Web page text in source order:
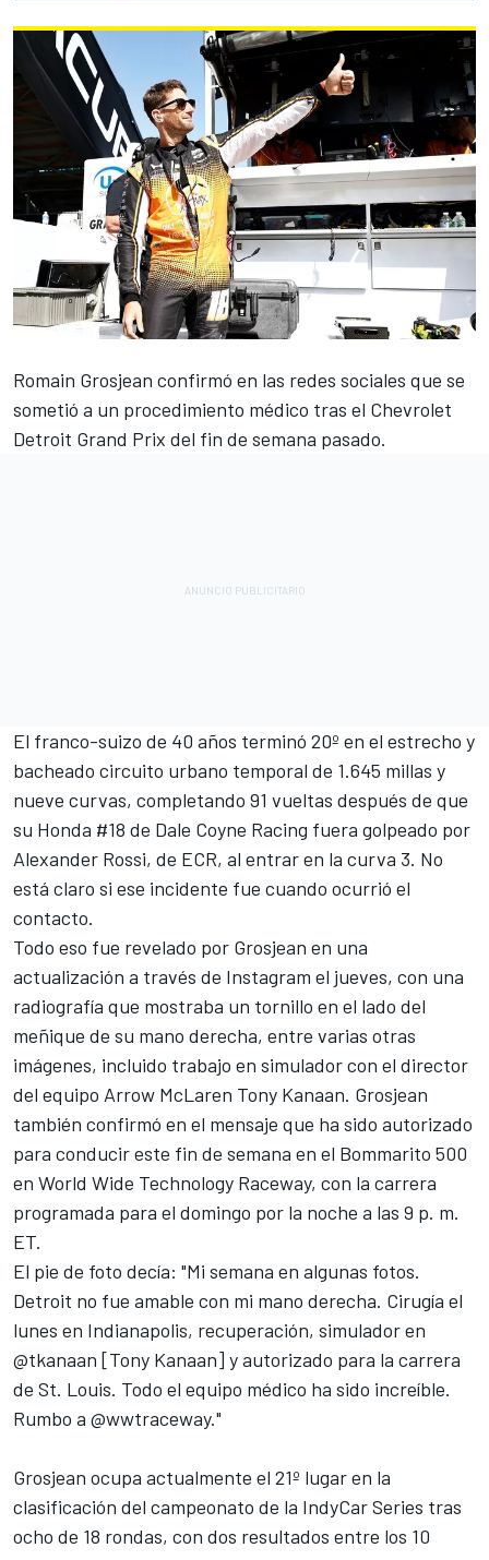
Romain Grosjean confirmó en las redes sociales que se
sometió a un procedimiento médico tras el Chevrolet
Detroit Grand Prix del fin de semana pasado.
El franco-suizo de 40 años terminó 20º en el estrecho y
bacheado circuito urbano temporal de 1.645 millas y
nueve curvas, completando 91 vueltas después de que
su Honda #18 de Dale Coyne Racing fuera golpeado por
Alexander Rossi, de ECR, al entrar en la curva 3. No
está claro si ese incidente fue cuando ocurrió el
contacto.
Todo eso fue revelado por Grosjean en una
actualización a través de Instagram el jueves, con una
radiografía que mostraba un tornillo en el lado del
meñique de su mano derecha, entre varias otras
imágenes, incluido trabajo en simulador con el director
del equipo Arrow McLaren Tony Kanaan. Grosjean
también confirmó en el mensaje que ha sido autorizado
para conducir este fin de semana en el Bommarito 500
en World Wide Technology Raceway, con la carrera
programada para el domingo por la noche a las 9 p. m.
ET.
El pie de foto decía: "Mi semana en algunas fotos.
Detroit no fue amable con mi mano derecha. Cirugía el
lunes en Indianapolis, recuperación, simulador en
@tkanaan [Tony Kanaan] y autorizado para la carrera
de St. Louis. Todo el equipo médico ha sido increíble.
Rumbo a @wwtraceway."
Grosjean ocupa actualmente el 21º lugar en la
clasificación del campeonato de la IndyCar Series tras
ocho de 18 rondas, con dos resultados entre los 10